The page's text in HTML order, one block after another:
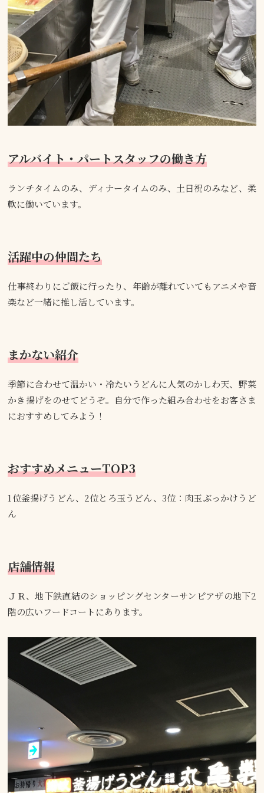
アルバイト・パートスタッフの働き方
ランチタイムのみ、ディナータイムのみ、土日祝のみなど、柔
軟に働いています。
活躍中の仲間たち
仕事終わりにご飯に行ったり、年齢が離れていてもアニメや音
楽など一緒に推し活しています。
まかない紹介
季節に合わせて温かい・冷たいうどんに人気のかしわ天、野菜
かき揚げをのせてどうぞ。自分で作った組み合わせをお客さま
におすすめしてみよう！
おすすめメニューTOP3
1位釜揚げうどん、2位とろ玉うどん、3位：肉玉ぶっかけうど
ん
店舗情報
ＪＲ、地下鉄直結のショッピングセンターサンピアザの地下2
階の広いフードコートにあります。